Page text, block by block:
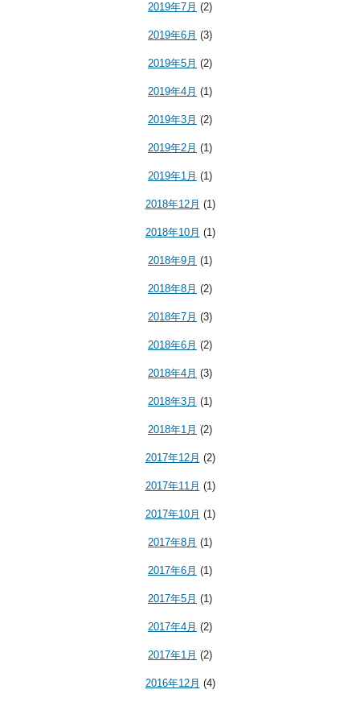
2019年7月 (2)
2019年6月 (3)
2019年5月 (2)
2019年4月 (1)
2019年3月 (2)
2019年2月 (1)
2019年1月 (1)
2018年12月 (1)
2018年10月 (1)
2018年9月 (1)
2018年8月 (2)
2018年7月 (3)
2018年6月 (2)
2018年4月 (3)
2018年3月 (1)
2018年1月 (2)
2017年12月 (2)
2017年11月 (1)
2017年10月 (1)
2017年8月 (1)
2017年6月 (1)
2017年5月 (1)
2017年4月 (2)
2017年1月 (2)
2016年12月 (4)